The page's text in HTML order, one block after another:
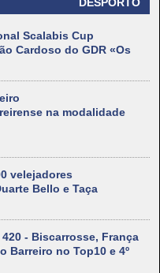
DESPORTO
Scalabis Cup
Cardoso do GDR «Os
na modalidade
velejadores
Bello e Taça
- Biscarrosse, França
Barreiro no Top10 e 4º